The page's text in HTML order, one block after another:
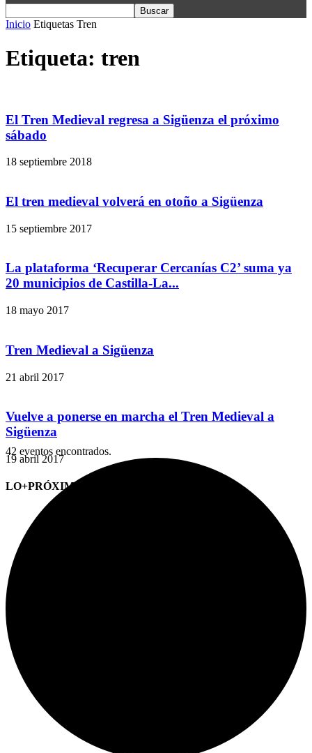
Inicio Etiquetas Tren
Etiqueta: tren
El Tren Medieval regresa a Sigüenza el próximo
sábado
18 septiembre 2018
El tren medieval volverá en otoño a Sigüenza
15 septiembre 2017
La plataforma ‘Recuperar Cercanías C2’ suma ya
20 municipios de Castilla-La...
18 mayo 2017
Tren Medieval a Sigüenza
21 abril 2017
Vuelve a ponerse en marcha el Tren Medieval a
Sigüenza
19 abril 2017
LO+PRÓXIMO (CITAS)
42 eventos encontrados.